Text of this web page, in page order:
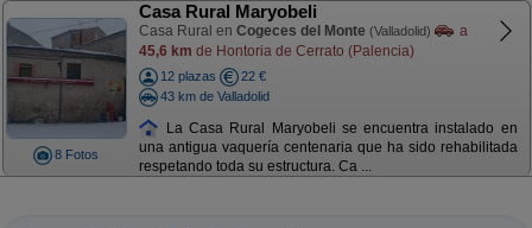
8 Fotos
Casa Rural Maryobeli
Casa Rural en Cogeces del Monte (Valladolid)
a
45,6 km de Hontoria de Cerrato (Palencia)
12 plazas
22 €
43 km de Valladolid
La Casa Rural Maryobeli se encuentra instalado en
una antigua vaquería centenaria que ha sido rehabilitada
respetando toda su estructura. Ca ...